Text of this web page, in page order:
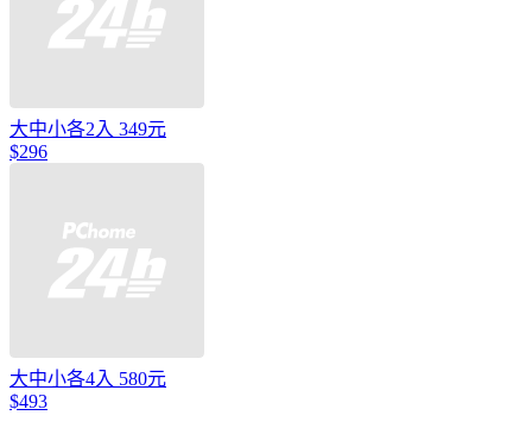
大中小各2入 349元
$296
大中小各4入 580元
$493